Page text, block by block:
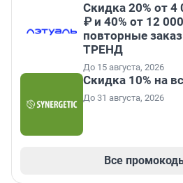
Скидка 20% от 4
₽ и 40% от 12
повторные
ТРЕНД
До 15 августа, 2026
Скидка 10% на
До 31 августа, 2026
Все